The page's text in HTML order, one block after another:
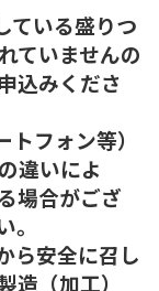
ている盛りつ
ていませんの
込みくださ
フォン等）
違いによ
場合がござ
ら安全に召し
（加工）